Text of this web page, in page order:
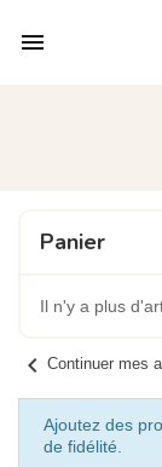
menu
Panier
Il n'y a plus
chevron_left Continuer mes
Ajoutez des
de fidélité.